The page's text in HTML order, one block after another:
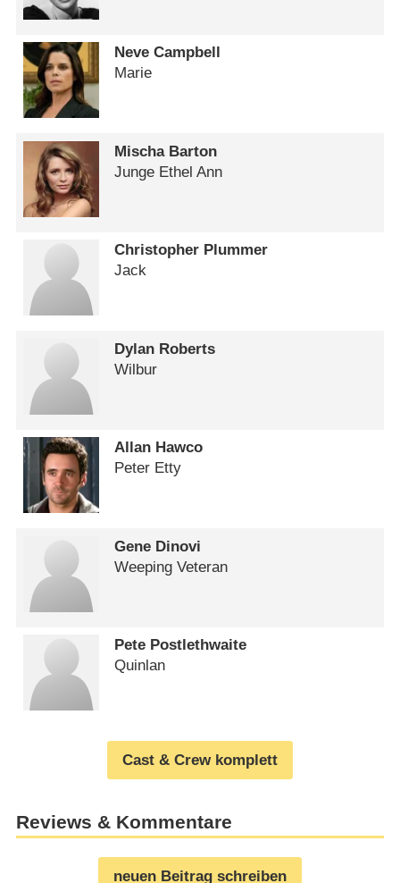
Neve Campbell
Marie
Mischa Barton
Junge Ethel Ann
Christopher Plummer
Jack
Dylan Roberts
Wilbur
Allan Hawco
Peter Etty
Gene Dinovi
Weeping Veteran
Pete Postlethwaite
Quinlan
Cast & Crew komplett
Reviews & Kommentare
neuen Beitrag schreiben